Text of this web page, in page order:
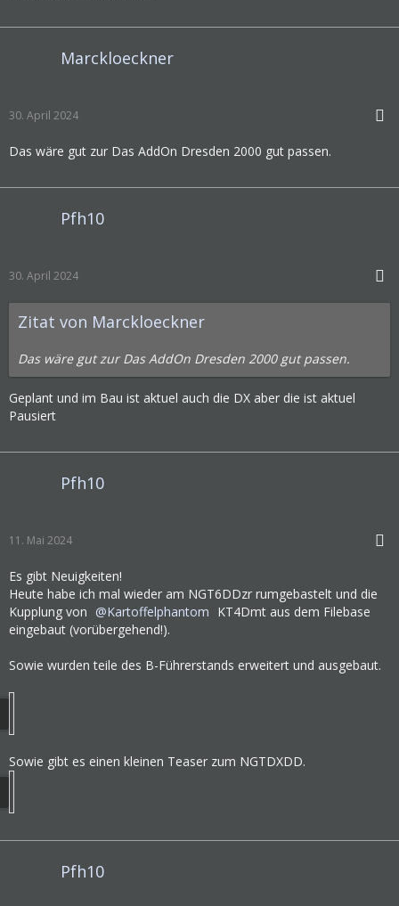
Marckloeckner
30. April 2024
Das wäre gut zur Das AddOn Dresden 2000 gut passen.
Pfh10
30. April 2024
Zitat von Marckloeckner
Das wäre gut zur Das AddOn Dresden 2000 gut passen.
Geplant und im Bau ist aktuel auch die DX aber die ist aktuel
Pausiert
Pfh10
11. Mai 2024
Es gibt Neuigkeiten!
Heute habe ich mal wieder am NGT6DDzr rumgebastelt und die
Kupplung von
Kartoffelphantom KT4Dmt aus dem Filebase
eingebaut (vorübergehend!).
Sowie wurden teile des B-Führerstands erweitert und ausgebaut.
Sowie gibt es einen kleinen Teaser zum NGTDXDD.
Pfh10